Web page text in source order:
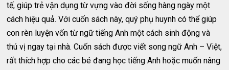
tế, giúp trẻ vận dụng từ vựng vào đời sống hàng ngày một
cách hiệu quả. Với cuốn sách này, quý phụ huynh có thể giúp
con rèn luyện vốn từ ngữ tiếng Anh một cách sinh động và
thú vị ngay tại nhà. Cuốn sách được viết song ngữ Anh – Việt,
rất thích hợp cho các bé đang học tiếng Anh hoặc muốn nâng